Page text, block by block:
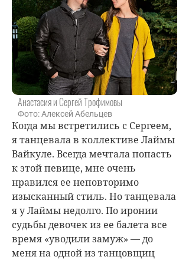
Анастасия и Сергей Трофимовы
Фото: Алексей Абельцев
Когда мы встретились с Сергеем,
я танцевала в коллективе Лаймы
Вайкуле. Всегда мечтала попасть
к этой певице, мне очень
нравился ее неповторимо
изысканный стиль. Но танцевала
я у Лаймы недолго. По иронии
судьбы девочек из ее балета все
время «уводили замуж» — до
меня на одной из танцовщиц